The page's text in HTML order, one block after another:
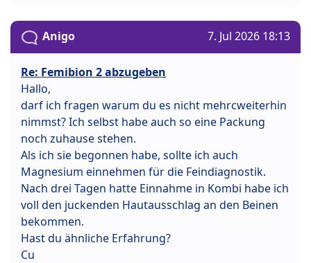
Anigo 7. Jul 2026 18:13
Re: Femibion 2 abzugeben
Hallo,
darf ich fragen warum du es nicht mehrcweiterhin
nimmst? Ich selbst habe auch so eine Packung
noch zuhause stehen.
Als ich sie begonnen habe, sollte ich auch
Magnesium einnehmen für die Feindiagnostik.
Nach drei Tagen hatte Einnahme in Kombi habe ich
voll den juckenden Hautausschlag an den Beinen
bekommen.
Hast du ähnliche Erfahrung?
Cu